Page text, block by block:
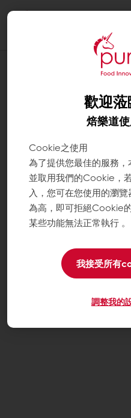
應用配方
法國老
歡迎
焙樂道
Cookie之使用
為了提供您最佳的服務
並取用我們的Cookie，
入，您可在您使用的瀏
為高，即可拒絕Cookie
某些功能無法正常執行 。
我接受所有
調整我的